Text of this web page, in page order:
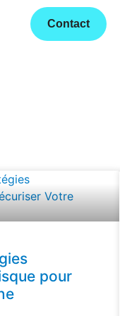
Contact
pour